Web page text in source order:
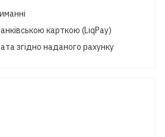
карткою (LiqPay)
згідно наданого рахунку